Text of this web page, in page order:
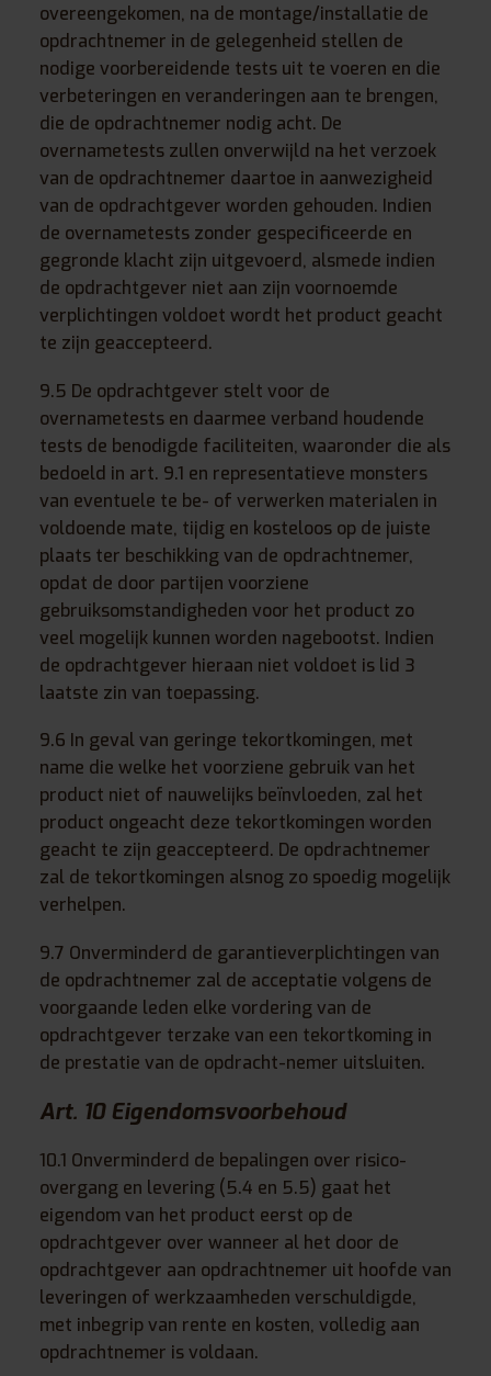
overeengekomen, na de montage/installatie de
opdrachtnemer in de gelegenheid stellen de
nodige voorbereidende tests uit te voeren en die
verbeteringen en veranderingen aan te brengen,
die de opdrachtnemer nodig acht. De
overnametests zullen onverwijld na het verzoek
van de opdrachtnemer daartoe in aanwezigheid
van de opdrachtgever worden gehouden. Indien
de overnametests zonder gespecificeerde en
gegronde klacht zijn uitgevoerd, alsmede indien
de opdrachtgever niet aan zijn voornoemde
verplichtingen voldoet wordt het product geacht
te zijn geaccepteerd.
9.5 De opdrachtgever stelt voor de
overnametests en daarmee verband houdende
tests de benodigde faciliteiten, waaronder die als
bedoeld in art. 9.1 en representatieve monsters
van eventuele te be- of verwerken materialen in
voldoende mate, tijdig en kosteloos op de juiste
plaats ter beschikking van de opdrachtnemer,
opdat de door partijen voorziene
gebruiksomstandigheden voor het product zo
veel mogelijk kunnen worden nagebootst. Indien
de opdrachtgever hieraan niet voldoet is lid 3
laatste zin van toepassing.
9.6 In geval van geringe tekortkomingen, met
name die welke het voorziene gebruik van het
product niet of nauwelijks beïnvloeden, zal het
product ongeacht deze tekortkomingen worden
geacht te zijn geaccepteerd. De opdrachtnemer
zal de tekortkomingen alsnog zo spoedig mogelijk
verhelpen.
9.7 Onverminderd de garantieverplichtingen van
de opdrachtnemer zal de acceptatie volgens de
voorgaande leden elke vordering van de
opdrachtgever terzake van een tekortkoming in
de prestatie van de opdracht-nemer uitsluiten.
Art. 10 Eigendomsvoorbehoud
10.1 Onverminderd de bepalingen over risico-
overgang en levering (5.4 en 5.5) gaat het
eigendom van het product eerst op de
opdrachtgever over wanneer al het door de
opdrachtgever aan opdrachtnemer uit hoofde van
leveringen of werkzaamheden verschuldigde,
met inbegrip van rente en kosten, volledig aan
opdrachtnemer is voldaan.